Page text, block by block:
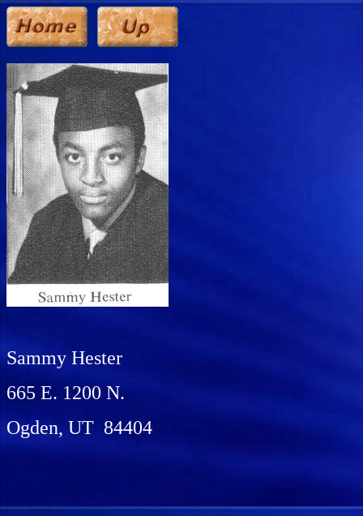
Sammy Hester
665 E. 1200 N.
Ogden, UT 84404